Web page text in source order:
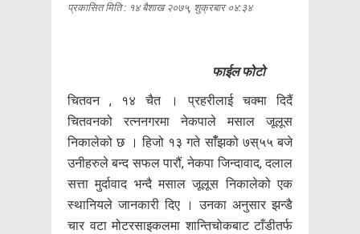
प्रकासित मिति : १४ बैशाख २०७५, शुक्रबार ०४:३४
फाईल फोटो
चितवन , १४ चैत । प्रहरीलाई चक्मा दिदैं
चितवनको रत्ननगरमा नेकपाले मसाल जूलूस
निकालेको छ । हिजो १३ गते साँँझको ७स्५५ बजे
उनीहरुले बन्द सफल पारौं, नेकपा जिन्दावाद, दलाल
सत्ता मुर्दावाद भन्दै मसाल जूलूस निकालेको एक
स्थानियले जानकारी दिए । उनका अनुसार झन्डै
चार वटा मोटरसाइकलमा शान्तिचोकबाट टाँडीतर्फ